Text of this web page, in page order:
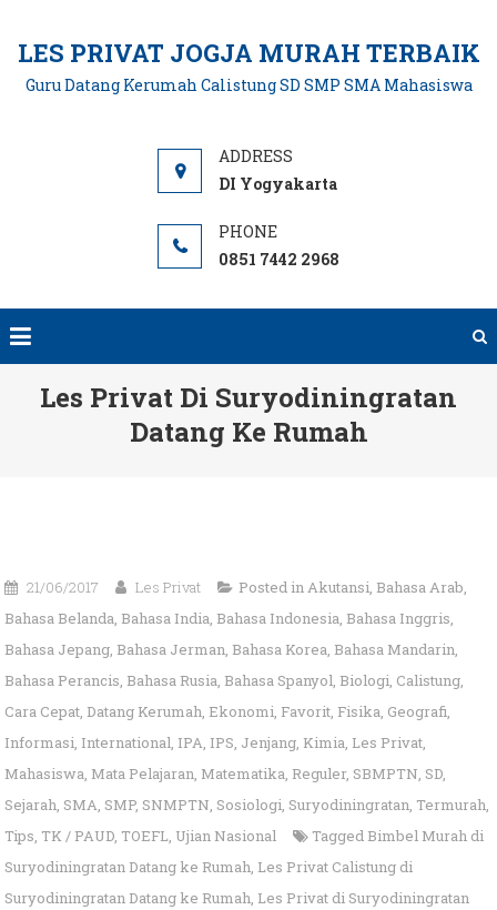
content
LES PRIVAT JOGJA MURAH TERBAIK
Guru Datang Kerumah Calistung SD SMP SMA Mahasiswa
DI Yogyakarta
0851 7442 2968
Les Privat Di Suryodiningratan
Datang Ke Rumah
21/06/2017 Les Privat Posted inAkutansi, Bahasa Arab,
Bahasa Belanda, Bahasa India, Bahasa Indonesia, Bahasa Inggris,
Bahasa Jepang, Bahasa Jerman, Bahasa Korea, Bahasa Mandarin,
Bahasa Perancis, Bahasa Rusia, Bahasa Spanyol, Biologi, Calistung,
Cara Cepat, Datang Kerumah, Ekonomi, Favorit, Fisika, Geografi,
Informasi, International, IPA, IPS, Jenjang, Kimia, Les Privat,
Mahasiswa, Mata Pelajaran, Matematika, Reguler, SBMPTN, SD,
Sejarah, SMA, SMP, SNMPTN, Sosiologi, Suryodiningratan, Termurah,
Tips, TK / PAUD, TOEFL, Ujian Nasional Tagged Bimbel Murah di
Suryodiningratan Datang ke Rumah, Les Privat Calistung di
Suryodiningratan Datang ke Rumah, Les Privat di Suryodiningratan